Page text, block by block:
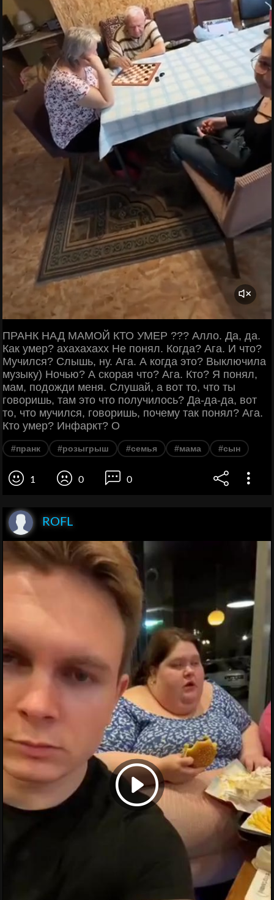
ПРАНК НАД МАМОЙ КТО УМЕР ??? Алло. Да, да.
Как умер? ахахахахх Не понял. Когда? Ага. И что?
Мучился? Слышь, ну. Ага. А когда это? Выключила
музыку) Ночью? А скорая что? Ага. Кто? Я понял,
мам, подожди меня. Слушай, а вот то, что ты
говоришь, там это что получилось? Да-да-да, вот
то, что мучился, говоришь, почему так понял? Ага.
Кто умер? Инфаркт? О
#пранк #розыгрыш #семья #мама #сын
1 0 0
ROFL